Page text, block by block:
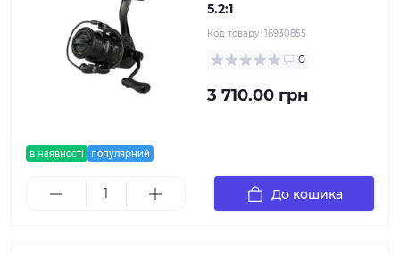
в наявності популярний
5.2:1
Код товару: 16930855
0
3 710.00 грн
До кошика